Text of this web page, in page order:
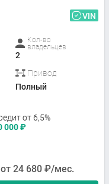
VIN
Кол-во
владельцев
2
Привод
Полный
от 6,5%
000₽
от 24 680 ₽/мес.